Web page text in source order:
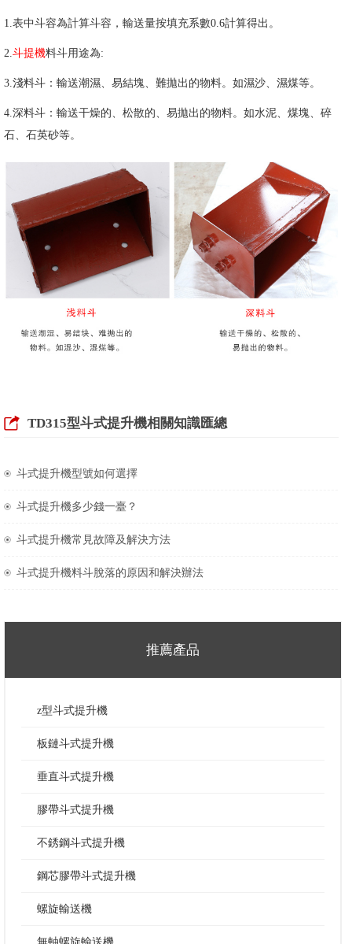
1.表中斗容為計算斗容，輸送量按填充系數0.6計算得出。
2.斗提機料斗用途為:
3.淺料斗：輸送潮濕、易結塊、難拋出的物料。如濕沙、濕煤等。
4.深料斗：輸送干燥的、松散的、易拋出的物料。如水泥、煤塊、碎
石、石英砂等。
TD315型斗式提升機相關知識匯總
斗式提升機型號如何選擇
斗式提升機多少錢一臺？
斗式提升機常見故障及解決方法
斗式提升機料斗脫落的原因和解決辦法
推薦產品
z型斗式提升機
板鏈斗式提升機
垂直斗式提升機
膠帶斗式提升機
不銹鋼斗式提升機
鋼芯膠帶斗式提升機
螺旋輸送機